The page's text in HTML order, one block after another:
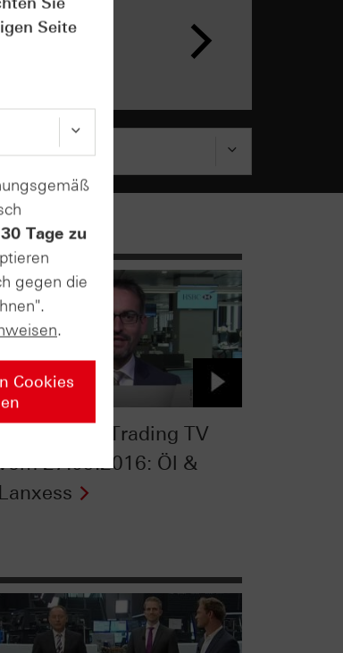
HSBC Daily Trading TV
27.09.2016: Öl &
Lanxess
Seite
Tage zu
gegen die
.
Cookies